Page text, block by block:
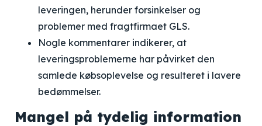
leveringen, herunder forsinkelser og
problemer med fragtfirmaet GLS.
Nogle kommentarer indikerer, at
leveringsproblemerne har påvirket den
samlede købsoplevelse og resulteret i lavere
bedømmelser.
Mangel på tydelig information